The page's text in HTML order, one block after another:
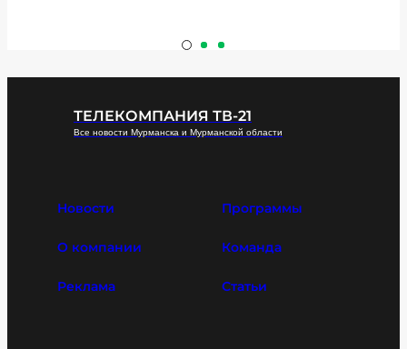
ТЕЛЕКОМПАНИЯ ТВ-21
Все новости Мурманска и Мурманской области
Новости Программы
О компании Команда
Реклама Статьи